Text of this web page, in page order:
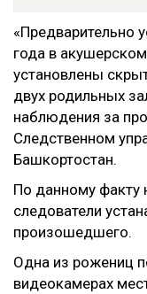
«Предварительно
года в
установлены
двух родильных
наблюдения за
Следственном
Башкортостан.
По данному факту
следователи
произошедшего.
Одна из рожениц
видеокамерах